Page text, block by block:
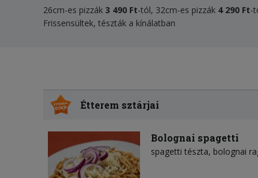
26cm-es pizzák 3 490 Ft-tól, 32cm-es pizzák 4 290 Ft-
Frissensültek, tészták a kínálatban
Étterem sztárjai
Bolognai spagetti
spagetti tészta bolognai